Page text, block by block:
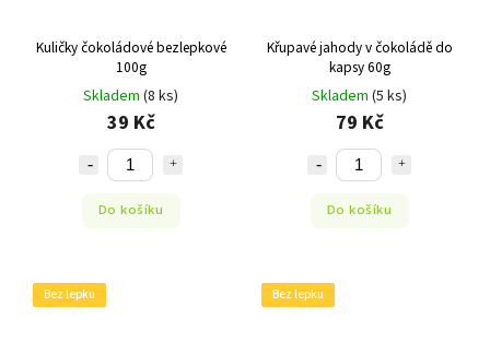
Kuličky čokoládové bezlepkové
100g
Skladem (8 ks)
39 Kč
Do košíku
Křupavé jahody v čokoládě do
kapsy 60g
Skladem (5 ks)
79 Kč
Do košíku
Bez lepku Bez lepku